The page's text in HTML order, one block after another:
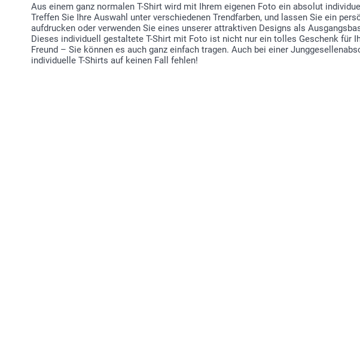
Aus einem ganz normalen T-Shirt wird mit Ihrem eigenen Foto ein absolut
Treffen Sie Ihre Auswahl unter verschiedenen Trendfarben, und lassen Sie ein
aufdrucken oder verwenden Sie eines unserer attraktiven Designs als
Dieses individuell gestaltete T-Shirt mit Foto ist nicht nur ein tolles Geschenk für
Freund – Sie können es auch ganz einfach tragen. Auch bei einer
individuelle T-Shirts auf keinen Fall fehlen!